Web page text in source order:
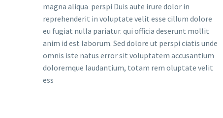
magna aliqua perspi Duis aute irure dolor in
reprehenderit in voluptate velit esse cillum dolore
eu fugiat nulla pariatur. qui officia deserunt mollit
anim id est laborum. Sed dolore ut perspi ciatis unde
omnis iste natus error sit voluptatem accusantium
doloremque laudantium, totam rem oluptate velit
ess